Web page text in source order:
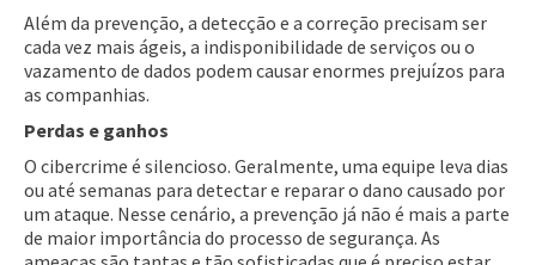
Além da prevenção, a detecção e a correção precisam ser
cada vez mais ágeis, a indisponibilidade de serviços ou o
vazamento de dados podem causar enormes prejuízos para
as companhias.
Perdas e ganhos
O cibercrime é silencioso. Geralmente, uma equipe leva dias
ou até semanas para detectar e reparar o dano causado por
um ataque. Nesse cenário, a prevenção já não é mais a parte
de maior importância do processo de segurança. As